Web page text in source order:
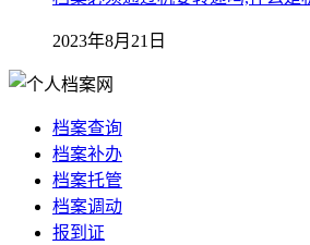
2023年8月21日
档案查询
档案补办
档案托管
档案调动
报到证